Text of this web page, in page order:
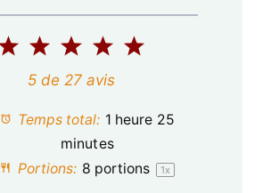
5
t
i
4
é
t
o
i
3
é
t
o
i
2
é
t
o
i
1
é
t
i
5de 27 avis
Temps total: 1 heure 25
minutes
Portions: 8 portions 1x